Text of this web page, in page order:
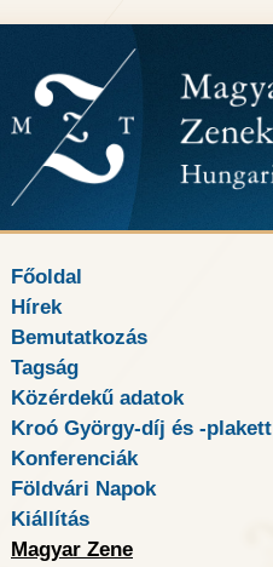
Főoldal
Hírek
Bemutatkozás
Tagság
Közérdekű adatok
Kroó György-díj és -plakett
Konferenciák
Földvári Napok
Kiállítás
Magyar Zene